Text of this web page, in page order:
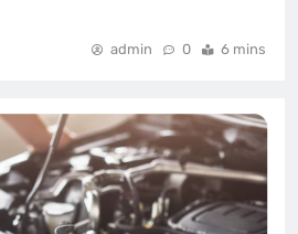
admin 0 6 mins